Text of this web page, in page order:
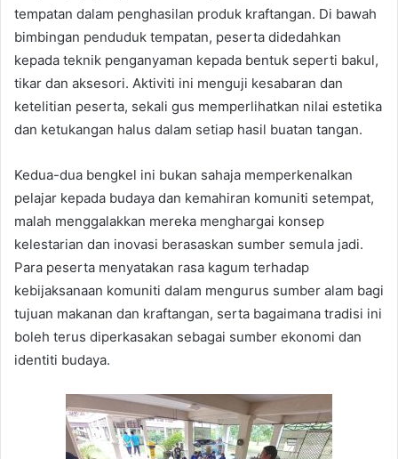
tempatan dalam penghasilan produk kraftangan. Di bawah
bimbingan penduduk tempatan, peserta didedahkan
kepada teknik penganyaman kepada bentuk seperti bakul,
tikar dan aksesori. Aktiviti ini menguji kesabaran dan
ketelitian peserta, sekali gus memperlihatkan nilai estetika
dan ketukangan halus dalam setiap hasil buatan tangan.
Kedua-dua bengkel ini bukan sahaja memperkenalkan
pelajar kepada budaya dan kemahiran komuniti setempat,
malah menggalakkan mereka menghargai konsep
kelestarian dan inovasi berasaskan sumber semula jadi.
Para peserta menyatakan rasa kagum terhadap
kebijaksanaan komuniti dalam mengurus sumber alam bagi
tujuan makanan dan kraftangan, serta bagaimana tradisi ini
boleh terus diperkasakan sebagai sumber ekonomi dan
identiti budaya.